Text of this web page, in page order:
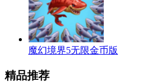
魔幻境界5无限金币版
精品推荐